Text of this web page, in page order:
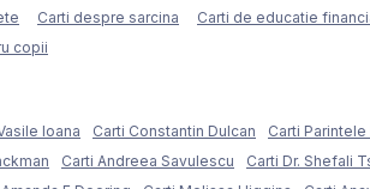
Carti despre sarcina Carti de educatie
copii
Ioana Carti Constantin Dulcan Carti
Carti Andreea Savulescu Carti Dr. Shefali